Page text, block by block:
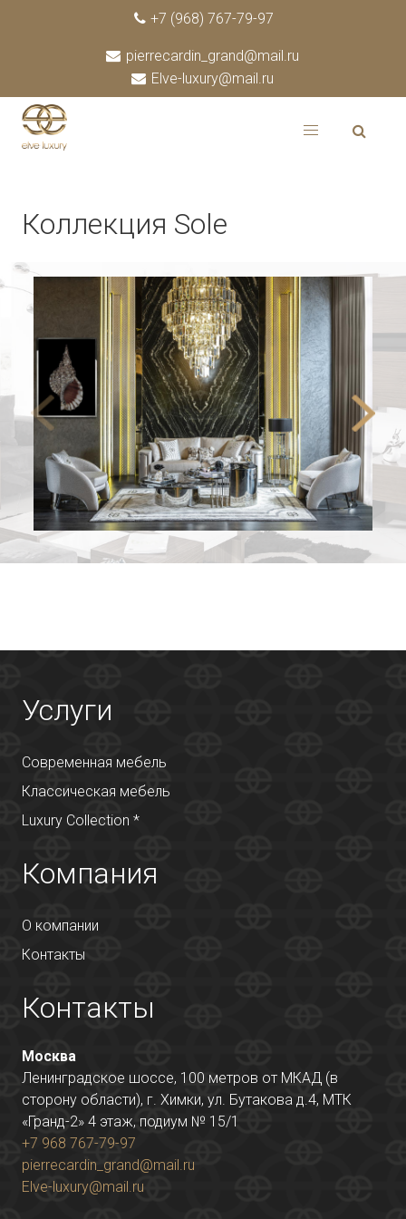
+7 (968) 767-79-97
pierrecardin_grand@mail.ru
Elve-luxury@mail.ru
Коллекция Sole
Услуги
Современная мебель
Классическая мебель
Luxury Collection *
Компания
О компании
Контакты
Контакты
Москва
Ленинградское шоссе, 100 метров от МКАД (в
сторону области), г. Химки, ул. Бутакова д.4, МТК
«Гранд-2» 4 этаж, подиум № 15/1
+7 968 767-79-97
pierrecardin_grand@mail.ru
Elve-luxury@mail.ru